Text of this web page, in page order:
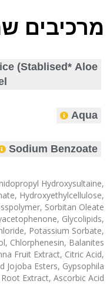
מרכיבים
(Stablised* Aloe
Aqua
Sodium Benzoate
Hydroxysultaine,
Hydroxyethylcellulose,
Sorbitan Oleate
Glycolipids,
Potassium Sorbate,
Chlorphenesin, Balanites
Fruit Extract, Citric Acid,
Jojoba Esters, Gypsophila
Extract, Ascorbic Acid.